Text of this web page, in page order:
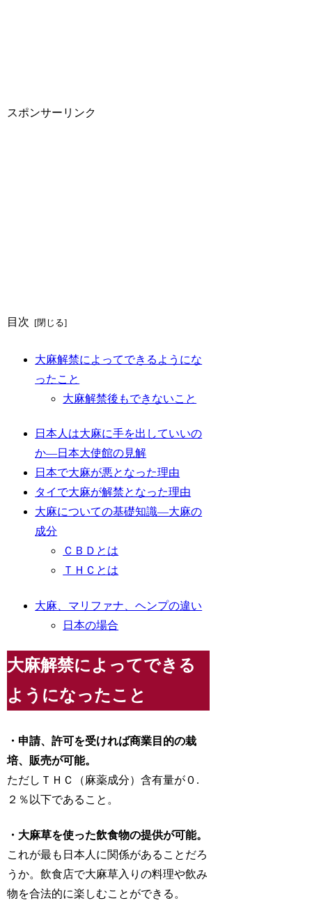
スポンサーリンク
目次
大麻解禁によってできるようにな
ったこと
大麻解禁後もできないこと
日本人は大麻に手を出していいの
か―日本大使館の見解
日本で大麻が悪となった理由
タイで大麻が解禁となった理由
大麻についての基礎知識―大麻の
成分
ＣＢＤとは
ＴＨＣとは
大麻、マリファナ、ヘンプの違い
日本の場合
大麻解禁によってできる
ようになったこと
・申請、許可を受ければ商業目的の栽
培、販売が可能。
ただしＴＨＣ（麻薬成分）含有量が０.
２％以下であること。
・大麻草を使った飲食物の提供が可能。
これが最も日本人に関係があることだろ
うか。飲食店で大麻草入りの料理や飲み
物を合法的に楽しむことができる。